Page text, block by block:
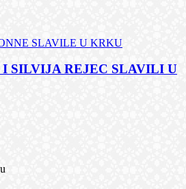
SLAVILE U KRKU
SILVIJA REJEC SLAVILI U